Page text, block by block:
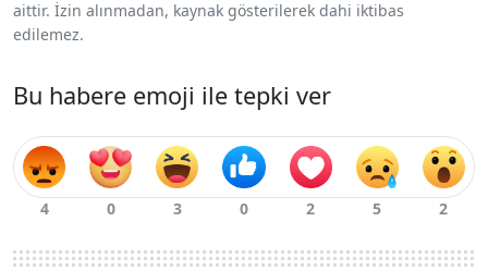
aittir. İzin alınmadan, kaynak gösterilerek dahi iktibas
edilemez.
Bu habere emoji ile tepki ver